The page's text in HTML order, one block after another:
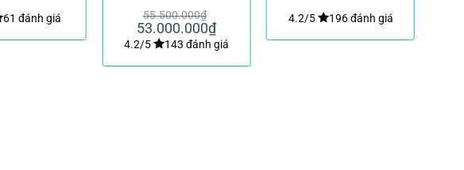
61 đánh giá 55.500.000₫
Giá
gốc
55.500.000₫.
53.000.000₫Giá
hiện
là:
4.2/5 143 đánh giá
3 khúc
4.2/5 196 đánh giá